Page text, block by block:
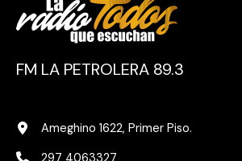
FM LA PETROLERA 89.3
Ameghino 1622, Primer Piso.